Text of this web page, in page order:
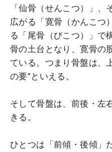
「仙骨（せんこつ）」
広がる「寛骨（かんこつ
る「尾骨（びこつ）」で
骨の土台となり、寛骨の
ている。つまり骨盤は、
の要”といえる。
そして骨盤は、前後・左
きる。
ひとつは「前傾・後傾」